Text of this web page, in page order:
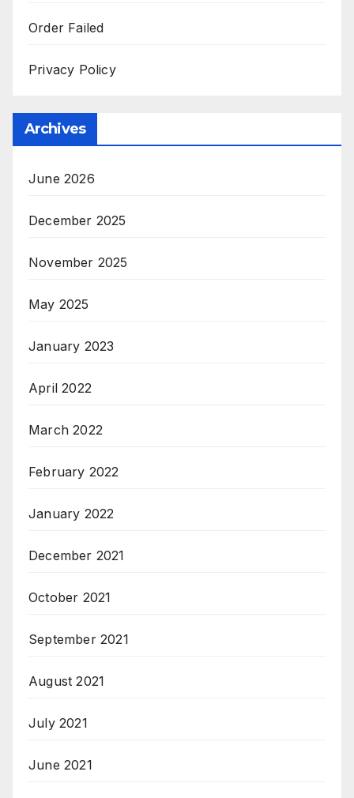
Order Failed
Privacy Policy
Archives
June 2026
December 2025
November 2025
May 2025
January 2023
April 2022
March 2022
February 2022
January 2022
December 2021
October 2021
September 2021
August 2021
July 2021
June 2021